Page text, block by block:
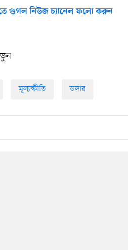
গুগল নিউজ চ্যানেল ফলো করুন
মূল্যস্ফীতি ডলার